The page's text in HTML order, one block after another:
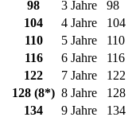
98
3 Jahre 98
104
4 Jahre 104
110
5 Jahre 110
116
6 Jahre 116
122
7 Jahre 122
128 (8*) 8 Jahre 128
134
9 Jahre 134